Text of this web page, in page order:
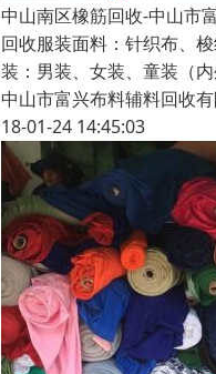
中山南区橡筋回收-中山市
回收服装面料：针织布、
装：男装、女装、童装（
中山市富兴布料辅料回收
18-01-24 14:45:03